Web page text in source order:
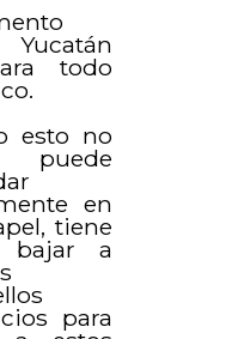
Yucatán
todo
esto no
en
tiene
bajar a
para